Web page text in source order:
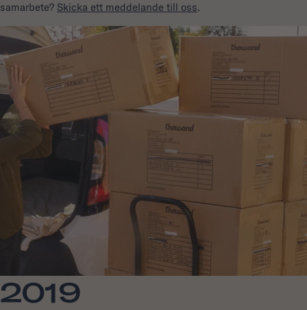
samarbete? Skicka ett meddelande till oss.
2019